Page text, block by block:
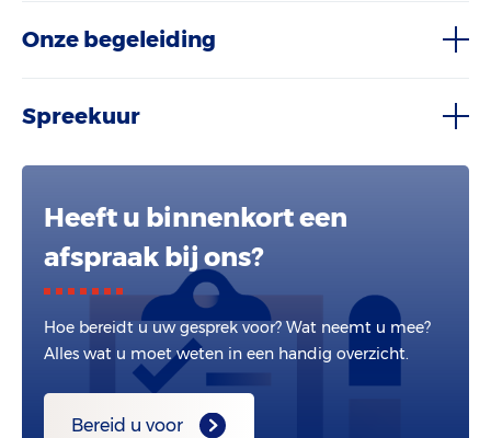
Onze begeleiding
Spreekuur
Heeft u binnenkort een
afspraak bij ons?
Hoe bereidt u uw gesprek voor? Wat neemt u mee?
Alles wat u moet weten in een handig overzicht.
Bereid u voor